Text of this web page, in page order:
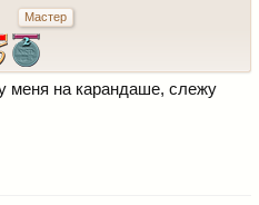
Мастер
меня на карандаше, слежу